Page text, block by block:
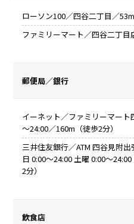
ローソン100／四谷二丁目／53m
ファミリーマート／四谷二丁目
郵便局／銀行
イーネット／ファミリーマー
～24:00／160m（徒歩2分）
三井住友銀行／ATM 四谷見附
日 0:00～24:00 土曜 0:00～
2分）
飲食店